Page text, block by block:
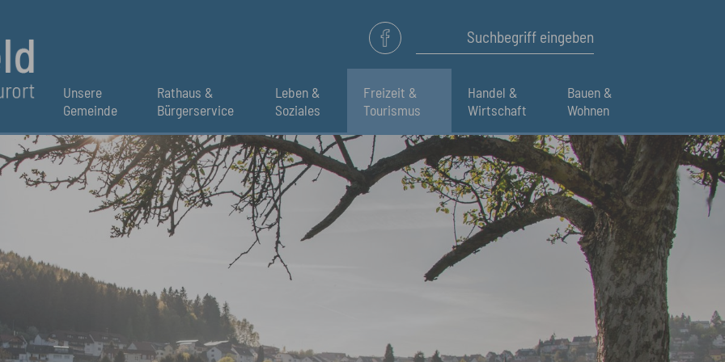
Unsere
Gemeinde
Rathaus &
Bürgerservice
Leben &
Soziales
Freizeit &
Tourismus
Handel &
Wirtschaft
Bauen &
Wohnen